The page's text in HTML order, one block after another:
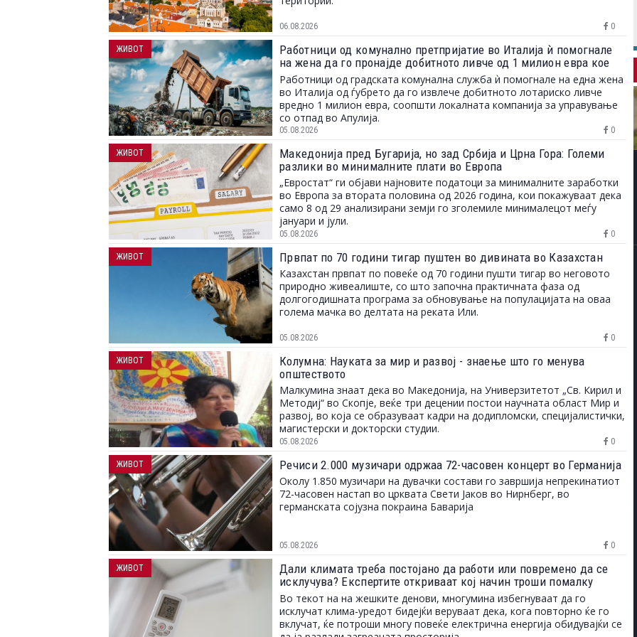
06.08.2026 0
Работници од комунално претпријатие во Италија ѝ помогнале
на жена да го пронајде добитното ливче од 1 милион евра кое
завршило на депонија
Работници од градската комунална служба ѝ помогнале на една жена
во Италија од ѓубрето да го извлече добитното лотариско ливче
вредно 1 милион евра, соопшти локалната компанија за управување
со отпад во Апулија.
05.08.2026 0
ЖИВОТ
Македонија пред Бугарија, но зад Србија и Црна Гора: Големи
разлики во минималните плати во Европа
„Евростат“ ги објави најновите податоци за минималните заработки
во Европа за втората половина од 2026 година, кои покажуваат дека
само 8 од 29 анализирани земји го зголемиле минималецот меѓу
јануари и јули.
05.08.2026 0
ЖИВОТ
Првпат по 70 години тигар пуштен во дивината во Казахстан
Казахстан првпат по повеќе од 70 години пушти тигар во неговото
природно живеалиште, со што започна практичната фаза од
долгогодишната програма за обновување на популацијата на оваа
голема мачка во делтата на реката Или.
05.08.2026 0
ЖИВОТ
Колумна: Науката за мир и развој - знаење што го менува
општеството
Малкумина знаат дека во Македонија, на Универзитетот „Св. Кирил и
Методиј“ во Скопје, веќе три децении постои научната област Мир и
развој, во која се образуваат кадри на додипломски, специјалистички,
магистерски и докторски студии.
05.08.2026 0
ЖИВОТ
Речиси 2.000 музичари одржаа 72-часовен концерт во Германија
Околу 1.850 музичари на дувачки состави го завршија непрекинатиот
72-часовен настап во црквата Свети Јаков во Нирнберг, во
германската сојузна покраина Баварија
05.08.2026 0
ЖИВОТ
Дали климата треба постојано да работи или повремено да се
исклучува? Експертите откриваат кој начин троши помалку
струја
Во текот на на жешките денови, многумина избегнуваат да го
исклучат клима-уредот бидејќи веруваат дека, кога повторно ќе го
вклучат, ќе потроши многу повеќе електрична енергија обидувајќи се
ЖИВОТ